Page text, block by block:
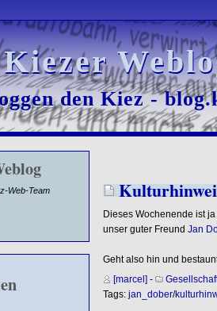
den Kiez -
den Kiez -
Web-Team
Dieses Wochenende ist ja
unser guter Freund Jan
Geht also hin und
[marcel]-
Tags: jan_dober/